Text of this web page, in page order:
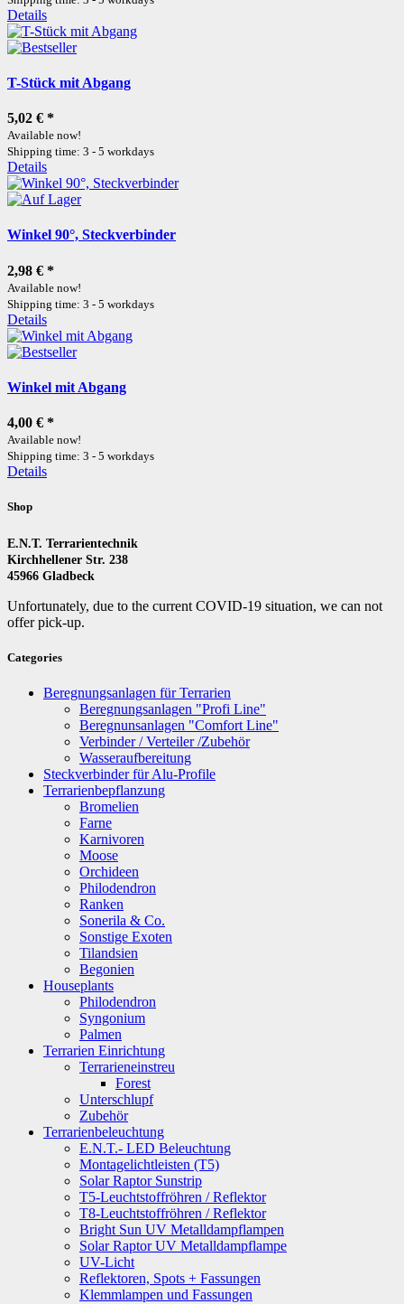
Details
T-Stück mit Abgang
5,02 € *
Available now!
Shipping time: 3 - 5 workdays
Details
Winkel 90°, Steckverbinder
2,98 € *
Available now!
Shipping time: 3 - 5 workdays
Details
Winkel mit Abgang
4,00 € *
Available now!
Shipping time: 3 - 5 workdays
Details
Shop
E.N.T. Terrarientechnik
Kirchhellener Str. 238
45966 Gladbeck
Unfortunately, due to the current COVID-19 situation, we can not
offer pick-up.
Categories
Beregnungsanlagen für Terrarien
Beregnungsanlagen "Profi Line"
Beregnunsanlagen "Comfort Line"
Verbinder / Verteiler /Zubehör
Wasseraufbereitung
Steckverbinder für Alu-Profile
Terrarienbepflanzung
Bromelien
Farne
Karnivoren
Moose
Orchideen
Philodendron
Ranken
Sonerila & Co.
Sonstige Exoten
Tilandsien
Begonien
Houseplants
Philodendron
Syngonium
Palmen
Terrarien Einrichtung
Terrarieneinstreu
Forest
Unterschlupf
Zubehör
Terrarienbeleuchtung
E.N.T.- LED Beleuchtung
Montagelichtleisten (T5)
Solar Raptor Sunstrip
T5-Leuchtstoffröhren / Reflektor
T8-Leuchtstoffröhren / Reflektor
Bright Sun UV Metalldampflampen
Solar Raptor UV Metalldampflampe
UV-Licht
Reflektoren, Spots + Fassungen
Klemmlampen und Fassungen